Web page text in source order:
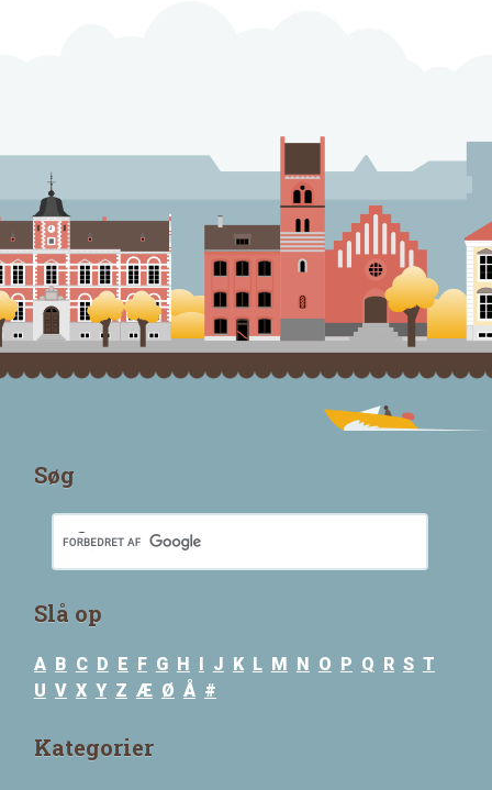
Søg
Slå op
A B C D E F G H I J K L M N O P Q R S T
U V X Y Z Æ Ø Å #
Kategorier